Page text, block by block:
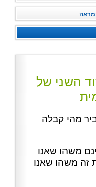
השני של
מהי קבלה
משהו שאנו
זה משהו שאנו